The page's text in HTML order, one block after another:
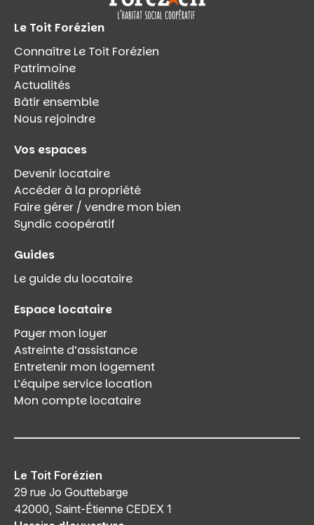
Le Toit Forézien
Connaître Le Toit Forézien
Patrimoine
Actualités
Bâtir ensemble
Nous rejoindre
Vos espaces
Devenir locataire
Accéder à la propriété
Faire gérer / vendre mon bien
Syndic coopératif
Guides
Le guide du locataire
Espace locataire
Payer mon loyer
Astreinte d’assistance
Entretenir mon logement
L’équipe service location
Mon compte locataire
Le Toit Forézien
29 rue Jo Gouttebarge
42000, Saint-Étienne CEDEX 1